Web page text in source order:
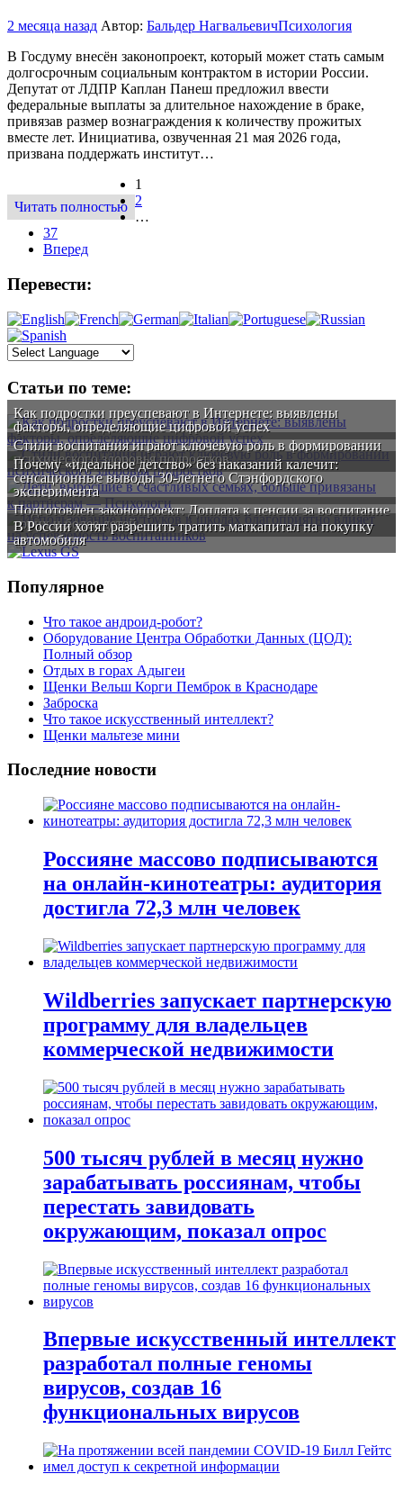
2 месяца назад Автор: Бальдер НагвальевичПсихология
В Госдуму внесён законопроект, который может стать самым
долгосрочным социальным контрактом в истории России.
Депутат от ЛДПР Каплан Панеш предложил ввести
федеральные выплаты за длительное нахождение в браке,
привязав размер вознаграждения к количеству прожитых
вместе лет. Инициатива, озвученная 21 мая 2026 года,
призвана поддержать институт…
Читать полностью
1
2
…
37
Вперед
Перевести:
Статьи по теме:
Как подростки преуспевают в Интернете: выявлены
факторы, определяющие цифровой успех
Стили воспитания играют ключевую роль в формировании
психического здоровья подростков
Почему «идеальное детство» без наказаний калечит:
сенсационные выводы 30-летнего Стэнфордского
эксперимента
Подготовлен законопроект: Доплата к пенсии за воспитание
троих и более детей
В России хотят разрешить тратить маткапитал на покупку
автомобиля
Популярное
Что такое андроид-робот?
Оборудование Центра Обработки Данных (ЦОД):
Полный обзор
Отдых в горах Адыгеи
Щенки Вельш Корги Пемброк в Краснодаре
Заброска
Что такое искусственный интеллект?
Щенки мальтезе мини
Последние новости
Россияне массово подписываются
на онлайн-кинотеатры: аудитория
достигла 72,3 млн человек
Wildberries запускает партнерскую
программу для владельцев
коммерческой недвижимости
500 тысяч рублей в месяц нужно
зарабатывать россиянам, чтобы
перестать завидовать
окружающим, показал опрос
Впервые искусственный интеллект
разработал полные геномы
вирусов, создав 16
функциональных вирусов